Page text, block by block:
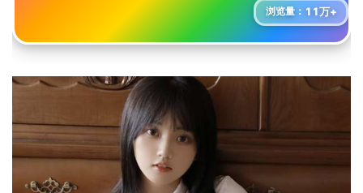
浏览量： 11万+